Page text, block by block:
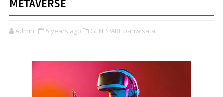
METAVERSE
Admin 5 years ago GENPPARI, pariwisata,